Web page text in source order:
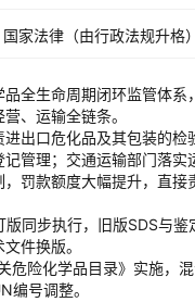
国家法律（由行政法规升格）
品全生命周期闭环监管体系
、运输全链条。
进出口危化品及其包装的检
管理；交通运输部门落实
，罚款额度大幅提升，直接
版同步执行，旧版SDS与鉴
件换版。
危险化学品目录》实施，
编号调整。